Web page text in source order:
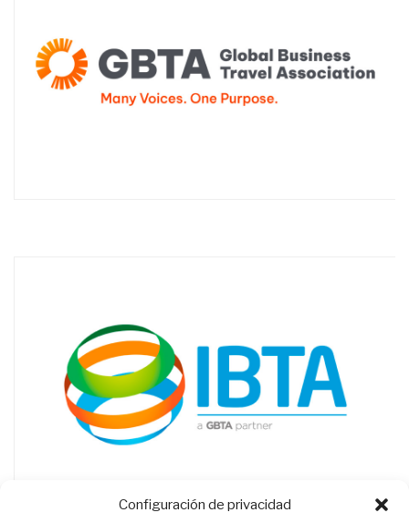
Configuración de privacidad